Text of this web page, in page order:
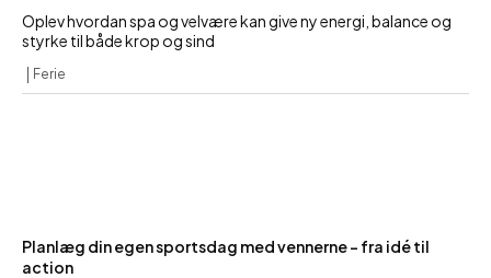
Oplev hvordan spa og velvære kan give ny energi, balance og
styrke til både krop og sind
Ferie
Planlæg din egen sportsdag med vennerne – fra idé til
action